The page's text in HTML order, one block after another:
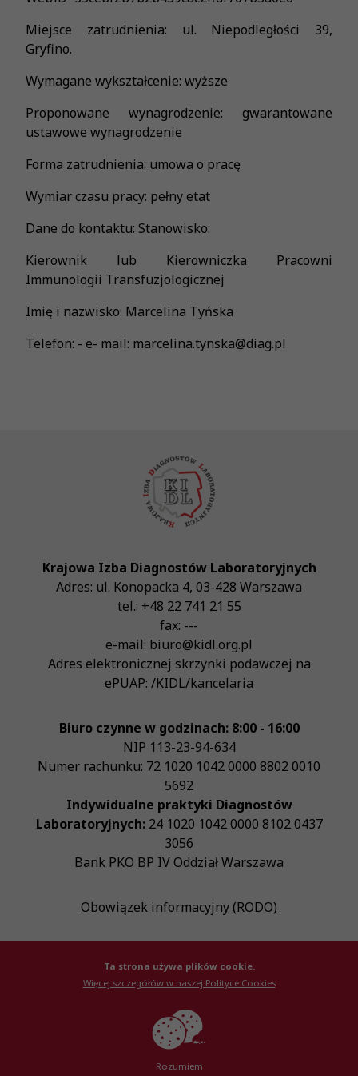
Miejsce zatrudnienia: ul. Niepodległości 39,
Gryfino.
Wymagane wykształcenie: wyższe
Proponowane wynagrodzenie: gwarantowane
ustawowe wynagrodzenie
Forma zatrudnienia: umowa o pracę
Wymiar czasu pracy: pełny etat
Dane do kontaktu: Stanowisko:
Kierownik lub Kierowniczka Pracowni
Immunologii Transfuzjologicznej
Imię i nazwisko: Marcelina Tyńska
Telefon: - e- mail: marcelina.tynska@diag.pl
Krajowa Izba Diagnostów Laboratoryjnych
Adres: ul. Konopacka 4, 03-428 Warszawa
tel.: +48 22 741 21 55
fax: ---
e-mail: biuro@kidl.org.pl
Adres elektronicznej skrzynki podawczej na
ePUAP: /KIDL/kancelaria
Biuro czynne w godzinach: 8:00 - 16:00
NIP 113-23-94-634
Numer rachunku: 72 1020 1042 0000 8802 0010
5692
Indywidualne praktyki Diagnostów
Laboratoryjnych:24 1020 1042 0000 8102 0437
3056
Bank PKO BP IV Oddział Warszawa
Obowiązek informacyjny (RODO)
© Krajowa Izba Diagnostów Laboratoryjnych 2026
Created by
Ta strona używa plików cookie.
Więcej szczegółów w naszej Polityce Cookies
Rozumiem